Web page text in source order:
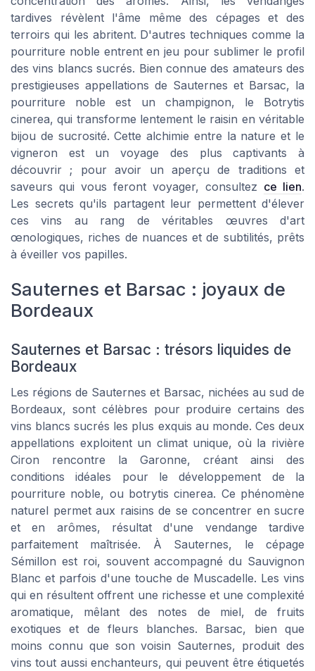
tardives révèlent l'âme même des cépages et des
terroirs qui les abritent. D'autres techniques comme la
pourriture noble entrent en jeu pour sublimer le profil
des vins blancs sucrés. Bien connue des amateurs des
prestigieuses appellations de Sauternes et Barsac, la
pourriture noble est un champignon, le Botrytis
cinerea, qui transforme lentement le raisin en véritable
bijou de sucrosité. Cette alchimie entre la nature et le
vigneron est un voyage des plus captivants à
découvrir ; pour avoir un aperçu de traditions et
saveurs qui vous feront voyager, consultez ce lien.
Les secrets qu'ils partagent leur permettent d'élever
ces vins au rang de véritables œuvres d'art
œnologiques, riches de nuances et de subtilités, prêts
à éveiller vos papilles.
Sauternes et Barsac : joyaux de
Bordeaux
Sauternes et Barsac : trésors liquides de
Bordeaux
Les régions de Sauternes et Barsac, nichées au sud de
Bordeaux, sont célèbres pour produire certains des
vins blancs sucrés les plus exquis au monde. Ces deux
appellations exploitent un climat unique, où la rivière
Ciron rencontre la Garonne, créant ainsi des
conditions idéales pour le développement de la
pourriture noble, ou botrytis cinerea. Ce phénomène
naturel permet aux raisins de se concentrer en sucre
et en arômes, résultat d'une vendange tardive
parfaitement maîtrisée. À Sauternes, le cépage
Sémillon est roi, souvent accompagné du Sauvignon
Blanc et parfois d'une touche de Muscadelle. Les vins
qui en résultent offrent une richesse et une complexité
aromatique, mêlant des notes de miel, de fruits
exotiques et de fleurs blanches. Barsac, bien que
moins connu que son voisin Sauternes, produit des
vins tout aussi enchanteurs, qui peuvent être étiquetés